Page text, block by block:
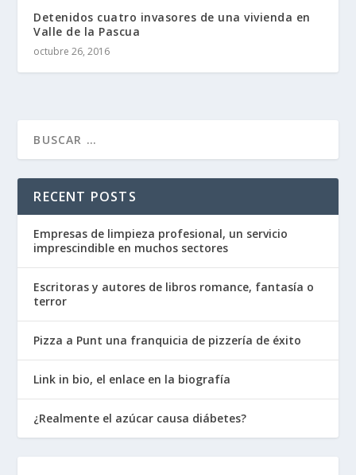
Detenidos cuatro invasores de una vivienda en
Valle de la Pascua
octubre 26, 2016
RECENT POSTS
Empresas de limpieza profesional, un servicio
imprescindible en muchos sectores
Escritoras y autores de libros romance, fantasía o
terror
Pizza a Punt una franquicia de pizzería de éxito
Link in bio, el enlace en la biografía
¿Realmente el azúcar causa diábetes?